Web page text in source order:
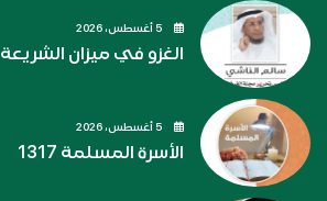
الغزو في ميزان الشريعة
الأسرة المسلمة 1317